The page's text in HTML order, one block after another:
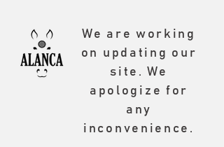
We are working
on updating our
site. We
apologize for
any
inconvenience.